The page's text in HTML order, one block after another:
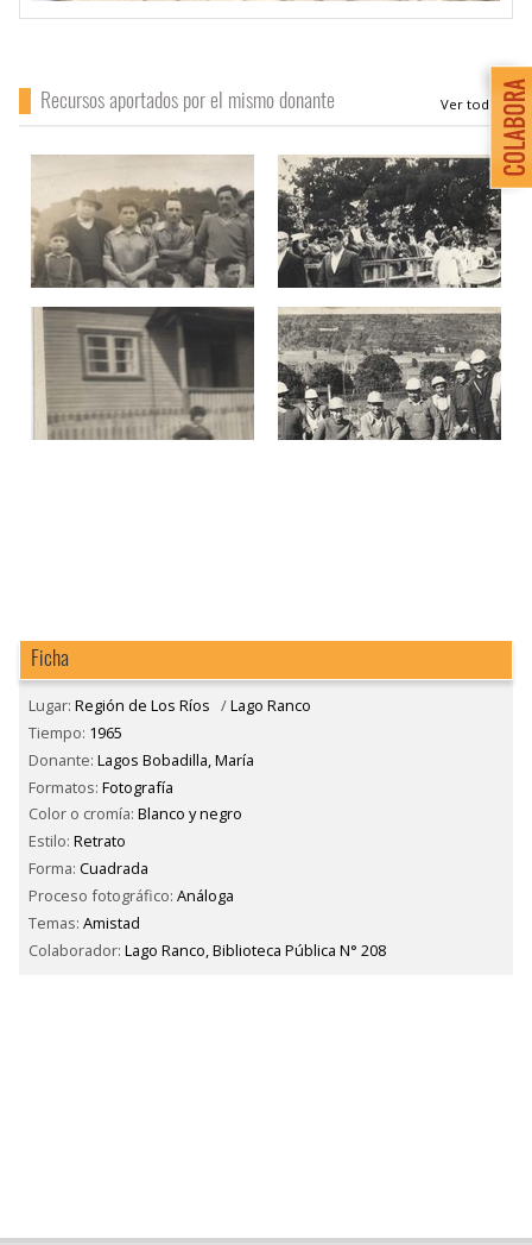
Recursos aportados por el mismo donante
Ficha
Lugar: Región de Los Ríos /Lago Ranco
Tiempo: 1965
Donante: Lagos Bobadilla, María
Formatos: Fotografía
Color o cromía: Blanco y negro
Estilo: Retrato
Forma: Cuadrada
Proceso fotográfico: Análoga
Temas: Amistad
Colaborador: Lago Ranco, Biblioteca Pública N° 208